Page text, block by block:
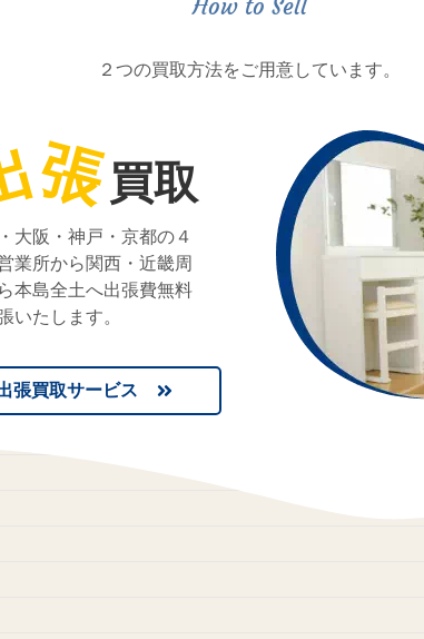
２つの買取方法をご用意しています。
張買取
張買取サービス
大阪・神戸・京都の４
業所から関西・近畿周
本島全土へ出張費無料
いたします。